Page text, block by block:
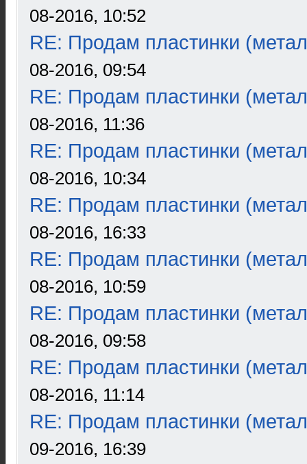
08-2016, 10:52
RE: Продам пластинки
08-2016, 09:54
RE: Продам пластинки
08-2016, 11:36
RE: Продам пластинки
08-2016, 10:34
RE: Продам пластинки
08-2016, 16:33
RE: Продам пластинки
08-2016, 10:59
RE: Продам пластинки
08-2016, 09:58
RE: Продам пластинки
08-2016, 11:14
RE: Продам пластинки
09-2016, 16:39